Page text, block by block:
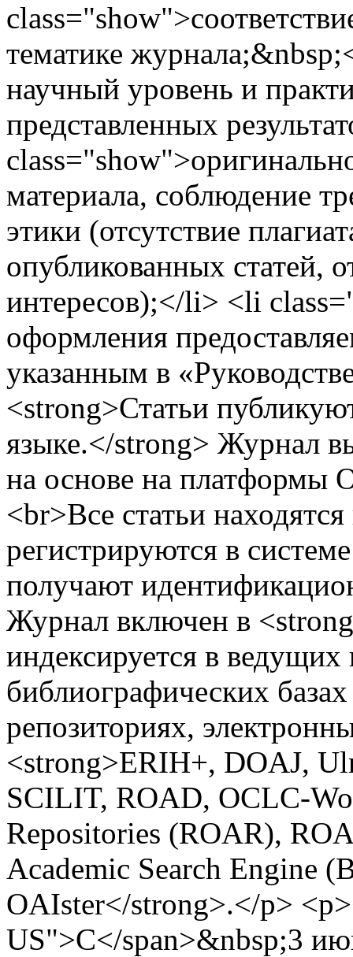
тематике
научный уровень и
представленных
материала, соблюдение
этики (отсутствие
опубликованных статей,
интересов);</li> <li
оформления
указанным в
<strong>Статьи
языке.</strong> Журнал
на основе на платформы
<br>Все статьи
регистрируются в
получают
Журнал включен в
индексируется в
библиографических
репозиториях,
<strong>ERIH+, DOAJ,
SCILIT, ROAD, OCLC-
Repositories (ROAR),
Academic Search Engine
OAIster</strong>.</p>
US">C</span>&nbsp;3